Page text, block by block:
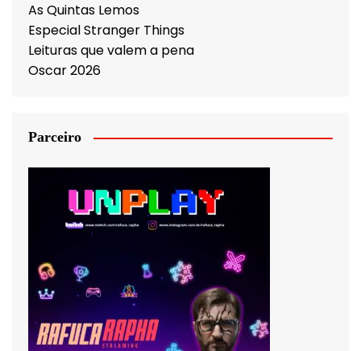
As Quintas Lemos
Especial Stranger Things
Leituras que valem a pena
Oscar 2026
Parceiro